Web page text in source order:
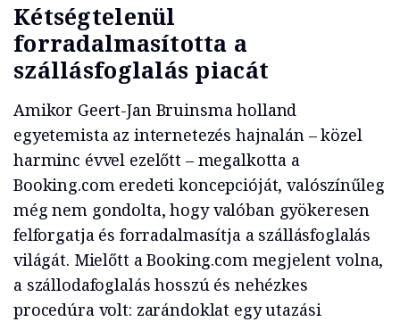
Kétségtelenül
forradalmasította a
szállásfoglalás piacát
Amikor Geert-Jan Bruinsma holland
egyetemista az internetezés hajnalán – közel
harminc évvel ezelőtt – megalkotta a
Booking.com eredeti koncepcióját, valószínűleg
még nem gondolta, hogy valóban gyökeresen
felforgatja és forradalmasítja a szállásfoglalás
világát. Mielőtt a Booking.com megjelent volna,
a szállodafoglalás hosszú és nehézkes
procedúra volt: zarándoklat egy utazási